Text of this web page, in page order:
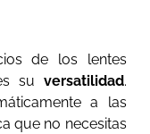
de los lentes
su versatilidad.
a las
que no necesitas